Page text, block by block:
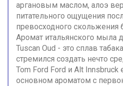
аргановым маслом, алоэ
питательного ощущения
превосходного скольжения
Аромат итальянского мыла
Tuscan Oud - это сплав
стремился создать нечто
Tom Ford Ford и Alt Innsbruck
основном ароматом с